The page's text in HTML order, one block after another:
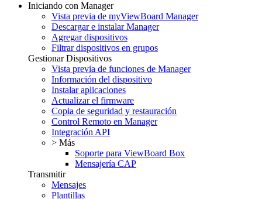
Iniciando con Manager
Vista previa de myViewBoard Manager
Descargar e instalar Manager
Agregar dispositivos
Filtrar dispositivos en grupos
Gestionar Dispositivos
Vista previa de funciones de Manager
Información del dispositivo
Instalar aplicaciones
Actualizar el firmware
Copia de seguridad y restauración
Control Remoto en Manager
Integración API
> Más
Soporte para ViewBoard Box
Mensajería CAP
Transmitir
Mensajes
Plantillas